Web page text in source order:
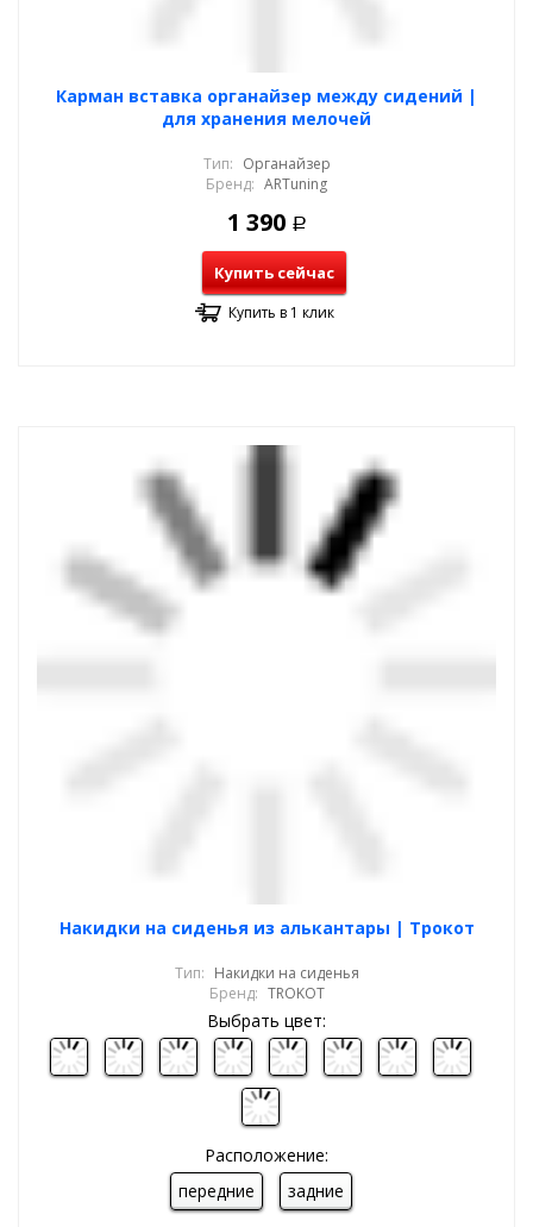
Карман вставка органайзер между сидений |
для хранения мелочей
Тип: Органайзер
Бренд: ARTuning
1 390 Р
Купить сейчас
Купить в 1 клик
Накидки на сиденья из алькантары | Трокот
Тип: Накидки на сиденья
Бренд: TROKOT
Выбрать цвет:
Расположение:
передние
задние